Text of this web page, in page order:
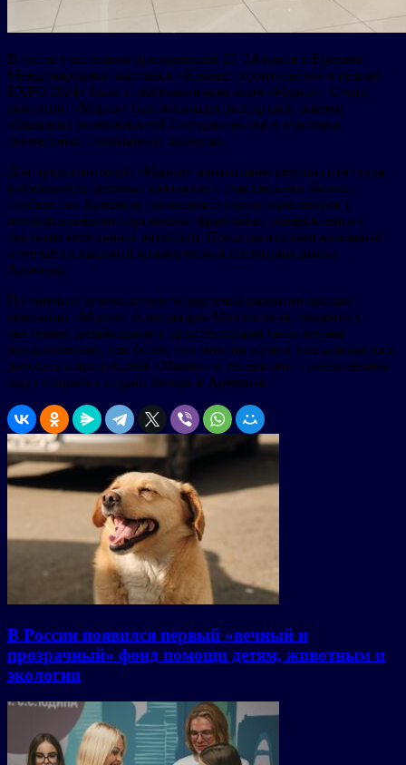
В числе участников проходившей 22–24 марта в Ереване
Международной выставки «Кавказ: строительство и ремонт
EXPO 2024» была и мебельная компания «Мария». Стенд
компании «Мария» был посвящен экспертной оценке
обширных возможностей сотрудничества и участия в
совместных с компанией проектах.
Для представителей «Марии» важнейшим результатом стала
возможность деловых контактов с участниками бизнес-
сообщества Армении, проведение серии переговоров с
потенциальными партнерами-франчайзи, ознакомление с
местным мебельным ритейлом. Представителями компании
отмечается высокий коммерческий потенциал рынка
Армении.
По мнению руководителя управления развития продаж
компании «Мария» Александры Молчановой, общение с
местными дизайнерами и архитекторами было весьма
продуктивным, тем более, что многим из них уже доводилось
работать с продукцией «Марии» и теперь они с нетерпением
ждут открытия студий бренда в Армении.
В России появился первый «вечный и
прозрачный» фонд помощи детям, животным и
экологии